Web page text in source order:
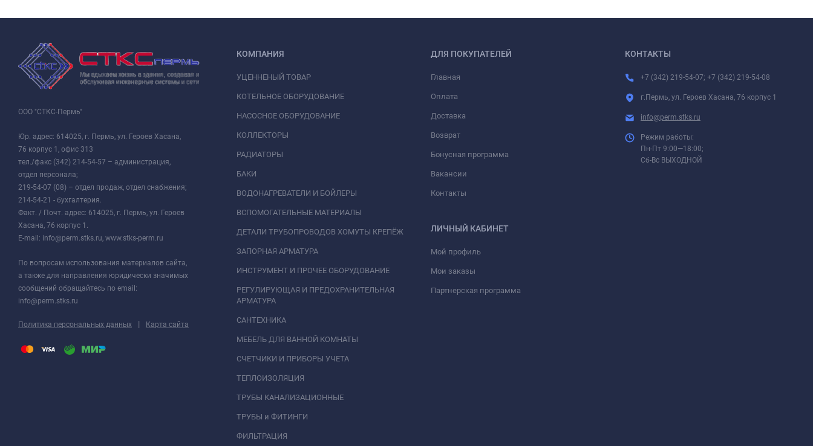
ООО "СТКС-Пермь"
Юр. адрес: 614025, г. Пермь, ул. Героев Хасана,
76 корпус 1, офис 313
тел./факс (342) 214-54-57 – администрация,
отдел персонала;
219-54-07 (08) – отдел продаж, отдел снабжения;
214-54-21 - бухгалтерия.
Факт. / Почт. адрес: 614025, г. Пермь, ул. Героев
Хасана, 76 корпус 1.
E-mail: info@perm.stks.ru, www.stks-perm.ru
По вопросам использования материалов сайта,
а также для направления юридически значимых
сообщений обращайтесь по email:
info@perm.stks.ru
Политика персональных данных | Карта сайта
КОМПАНИЯ
УЦЕННЕНЫЙ ТОВАР
КОТЕЛЬНОЕ ОБОРУДОВАНИЕ
НАСОСНОЕ ОБОРУДОВАНИЕ
КОЛЛЕКТОРЫ
РАДИАТОРЫ
БАКИ
ВОДОНАГРЕВАТЕЛИ И БОЙЛЕРЫ
ВСПОМОГАТЕЛЬНЫЕ МАТЕРИАЛЫ
ДЕТАЛИ ТРУБОПРОВОДОВ ХОМУТЫ КРЕПЁЖ
ЗАПОРНАЯ АРМАТУРА
ИНСТРУМЕНТ И ПРОЧЕЕ ОБОРУДОВАНИЕ
РЕГУЛИРУЮЩАЯ И ПРЕДОХРАНИТЕЛЬНАЯ
АРМАТУРА
САНТЕХНИКА
МЕБЕЛЬ ДЛЯ ВАННОЙ КОМНАТЫ
СЧЕТЧИКИ И ПРИБОРЫ УЧЕТА
ТЕПЛОИЗОЛЯЦИЯ
ТРУБЫ КАНАЛИЗАЦИОННЫЕ
ТРУБЫ и ФИТИНГИ
ФИЛЬТРАЦИЯ
ДЛЯ ПОКУПАТЕЛЕЙ
Главная
Оплата
Доставка
Возврат
Бонусная программа
Вакансии
Контакты
ЛИЧНЫЙ КАБИНЕТ
Мой профиль
Мои заказы
Партнерская программа
КОНТАКТЫ
+7 (342) 219-54-07; +7 (342) 219-54-08
г.Пермь, ул. Героев Хасана, 76 корпус 1
info@perm.stks.ru
Режим работы:
Пн-Пт 9:00—18:00;
Сб-Вс ВЫХОДНОЙ